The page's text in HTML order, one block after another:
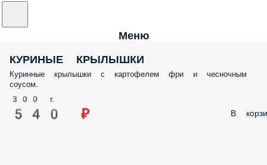
Меню
КУРИНЫЕ КРЫЛЫШКИ
Куринные крылышки с картофелем фри и чесночным
соусом.
300 г.
540 ₽ В